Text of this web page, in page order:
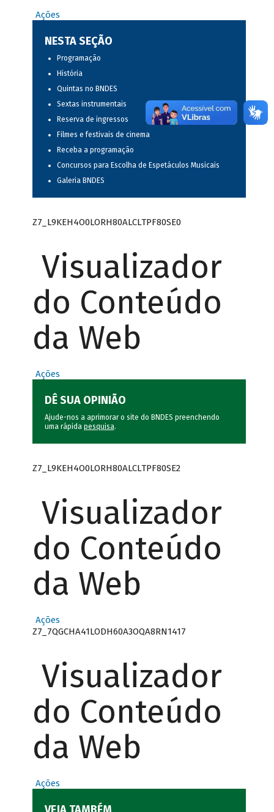
Ações
NESTA SEÇÃO
Programação
História
Quintas no BNDES
Sextas instrumentais
Reserva de ingressos
Filmes e festivais de cinema
Receba a programação
Concursos para Escolha de Espetáculos Musicais
Galeria BNDES
Z7_L9KEH4O0LORH80ALCLTPF80SE0
Visualizador
do Conteúdo
da Web
Ações
DÊ SUA OPINIÃO
Ajude-nos a aprimorar o site do BNDES preenchendo
uma rápida pesquisa.
Z7_L9KEH4O0LORH80ALCLTPF80SE2
Visualizador
do Conteúdo
da Web
Ações
Z7_7QGCHA41LODH60A3OQA8RN1417
Visualizador
do Conteúdo
da Web
Ações